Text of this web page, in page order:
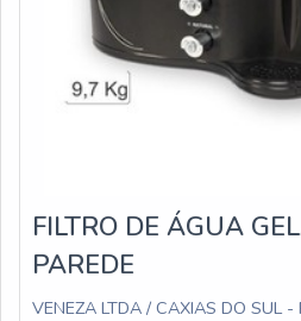
FILTRO DE ÁGUA
PAREDE
VENEZA LTDA / CAXIAS DO SUL -